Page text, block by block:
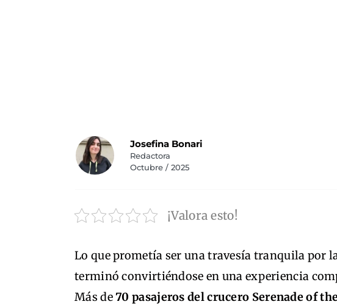
Josefina Bonari
Redactora
Octubre / 2025
¡Valora esto!
Lo que prometía ser una travesía tranquila por
terminó convirtiéndose en una experiencia
Más de70 pasajeros del crucero Serenade of